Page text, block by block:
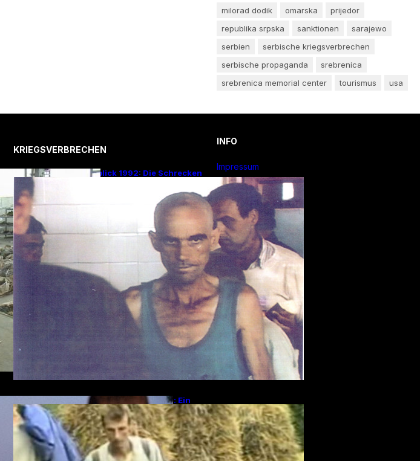
milorad dodik
omarska
prijedor
republika srpska
sanktionen
sarajewo
serbien
serbische kriegsverbrechen
serbische propaganda
srebrenica
srebrenica memorial center
tourismus usa
KRIEGSVERBRECHEN
Rückblick 1992: Die Schrecken
Nächte des Schreckens: Ein
Überlebender erzählt von den
Julitagen 1995 in Srebrenica
INFO
Impressum
Privacy Policy
Kontakt